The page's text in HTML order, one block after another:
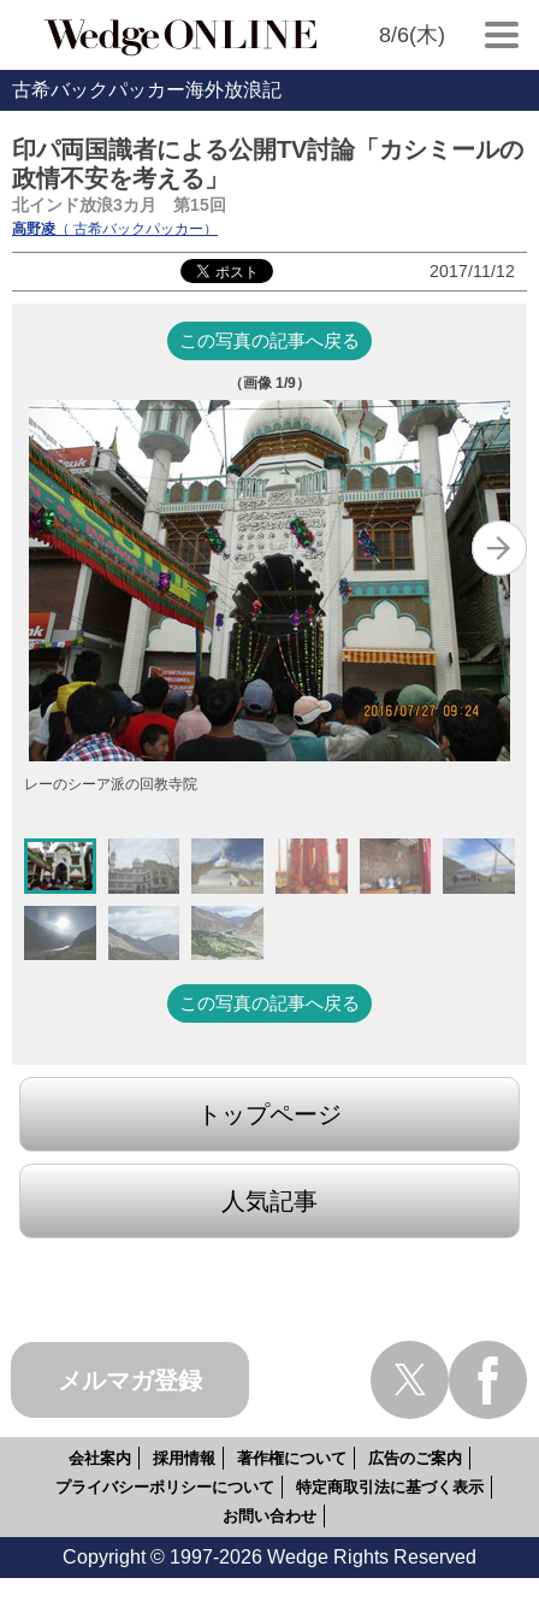
8/6(木)
古希バックパッカー海外放浪記
印パ両国識者による公開TV討論「カシミールの
政情不安を考える」
北インド放浪3カ月 第15回
高野凌 （ 古希バックパッカー）
2017/11/12
この写真の記事へ戻る
（画像 1/9）
レーのシーア派の回教寺院
この写真の記事へ戻る
トップページ
人気記事
メルマガ登録
会社案内 採用情報 著作権について
広告のご案内
プライバシーポリシーについて
特定商取引法に基づく表示
お問い合わせ
Copyright © 1997-2026 Wedge Rights Reserved